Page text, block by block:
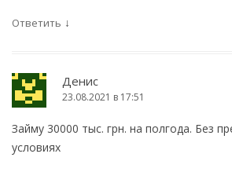
Ответить ↓
Денис
23.08.2021 в 17:51
Займу 30000 тыс. грн. на полгода. Без
условиях